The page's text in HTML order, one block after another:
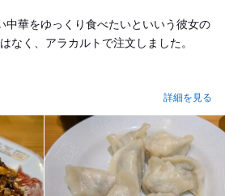
中華をゆっくり食べたいといいう彼女の
なく、アラカルトで注文しました。
詳細を見る